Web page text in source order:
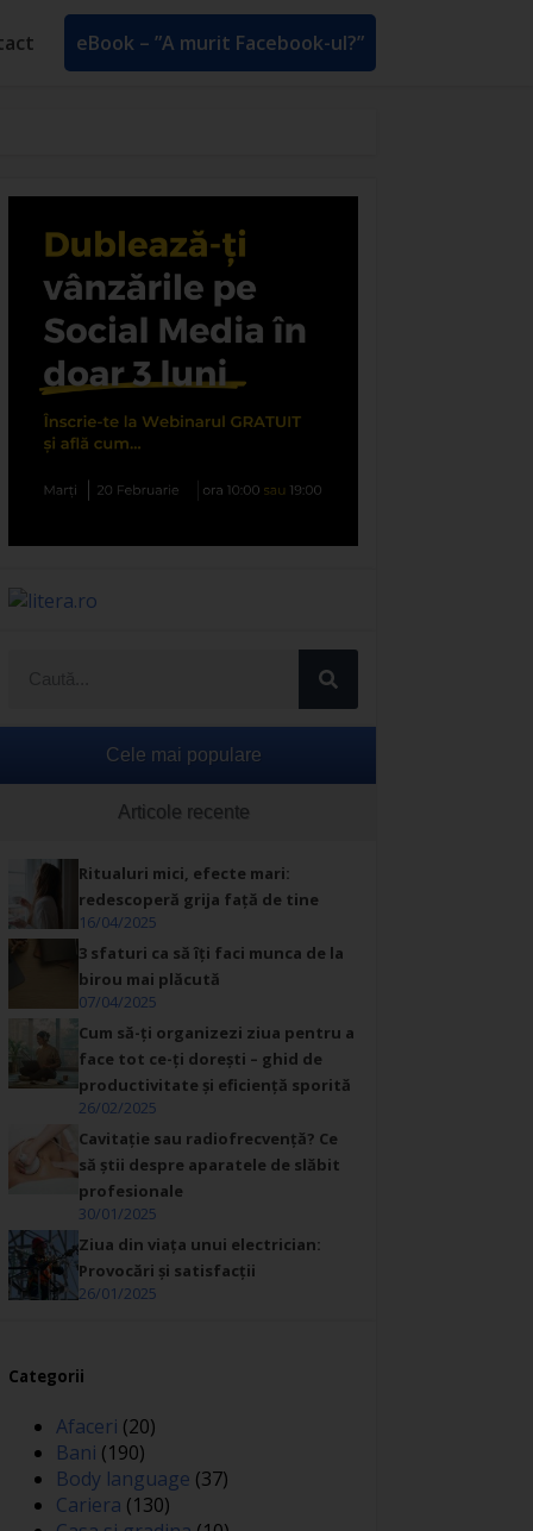
eBook – ”A murit Facebook-ul?”
Cele mai populare
Articole recente
Ritualuri mici, efecte mari:
redescoperă grija față de tine
16/04/2025
3 sfaturi ca să îți faci munca de la
birou mai plăcută
07/04/2025
Cum să-ți organizezi ziua pentru a
face tot ce-ți dorești – ghid de
productivitate și eficiență sporită
26/02/2025
Cavitație sau radiofrecvență? Ce
să știi despre aparatele de slăbit
profesionale
30/01/2025
Ziua din viața unui electrician:
Provocări și satisfacții
26/01/2025
Categorii
Afaceri (20)
Bani (190)
Body language (37)
Cariera (130)